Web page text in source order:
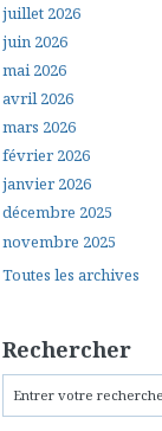
juillet 2026
juin 2026
mai 2026
avril 2026
mars 2026
février 2026
janvier 2026
décembre 2025
novembre 2025
Toutes les archives
Rechercher